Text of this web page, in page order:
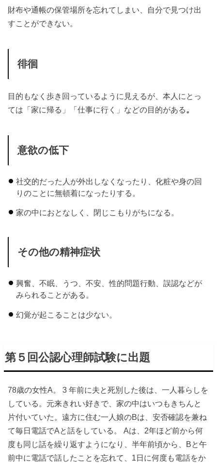
財布や通帳の保管場所を忘れてしまい、自分で見つけ出
すことができない。
徘徊
目的もなく歩き回っているように見えるが、本人にとっ
ては「家に帰る」「仕事に行く」などの目的がある。
意欲の低下
社交的だった人が外出しなくなったり、化粧や身の回
りのことに無頓着になったりする。
家の中におとなしく、閉じこもりがちになる。
その他の精神症状
興奮、不眠、うつ、不安、性的問題行動、誤認などが
みられることがある。
幻覚が起こることは少ない。
第５回公認心理師試験に出題
78歳の女性A。 3 年前に夫と死別した後は、一人暮らしを
している。元来きれい好きで、家の中はいつもきちんと
片付いていた。遠方に住む一人娘のBは、安否確認を兼ね
て毎日電話でAと話をしている。 Aは、2年ほど前から何
度も同じ話を繰り返すようになり、半年前頃から、Bと午
前中に電話で話したことを忘れて、1日に何度も電話をか